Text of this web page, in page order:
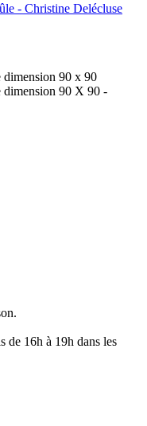
- Christine Delécluse
dimension 90 x 90
dimension 90 X 90 -
de 16h à 19h dans les